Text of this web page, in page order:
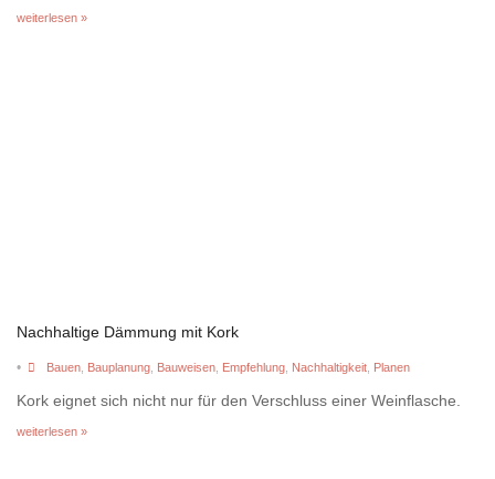
weiterlesen »
Nachhaltige Dämmung mit Kork
• Bauen, Bauplanung, Bauweisen, Empfehlung, Nachhaltigkeit, Planen
Kork eignet sich nicht nur für den Verschluss einer Weinflasche.
weiterlesen »